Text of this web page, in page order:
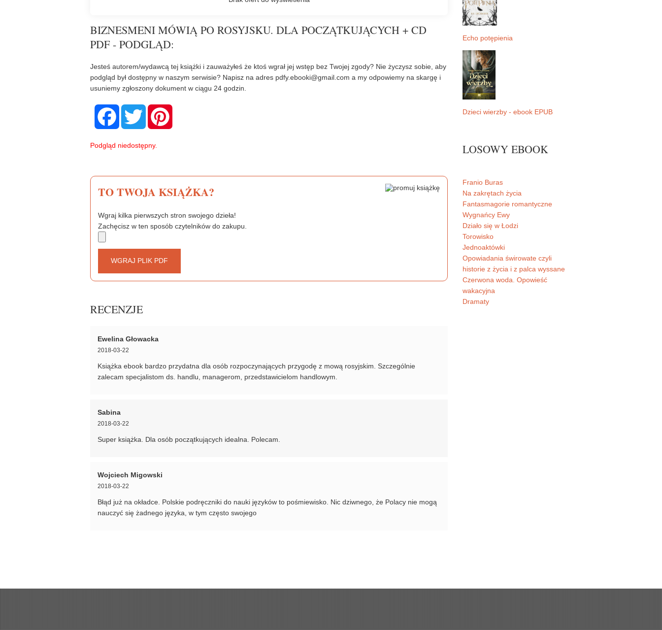
BIZNESMENI MÓWIĄ PO ROSYJSKU. DLA POCZĄTKUJĄCYCH + CD
PDF - PODGLĄD:
Jesteś autorem/wydawcą tej książki i zauważyłeś że ktoś wgrał jej wstęp bez Twojej zgody? Nie życzysz sobie, aby
podgląd był dostępny w naszym serwisie? Napisz na adres pdfy.ebooki@gmail.com a my odpowiemy na skargę i
usuniemy zgłoszony dokument w ciągu 24 godzin.
F
o
T
w
e
Podgląd niedostępny.
TO TWOJA KSIĄŻKA?
Wgraj kilka pierwszych stron swojego dzieła!
Zachęcisz w ten sposób czytelników do zakupu.
WGRAJ PLIK PDF
RECENZJE
Ewelina Głowacka
2018-03-22
Książka ebook bardzo przydatna dla osób rozpoczynających przygodę z mową rosyjskim. Szczególnie
zalecam specjalistom ds. handlu, managerom, przedstawicielom handlowym.
Sabina
2018-03-22
Super książka. Dla osób początkujących idealna. Polecam.
Wojciech Migowski
2018-03-22
Błąd już na okładce. Polskie podręczniki do nauki języków to pośmiewisko. Nic dziwnego, że Polacy nie mogą
nauczyć się żadnego języka, w tym często swojego
Echo potępienia
Dzieci wierzby - ebook EPUB
LOSOWY EBOOK
Franio Buras
Na zakrętach życia
Fantasmagorie romantyczne
Wygnańcy Ewy
Działo się w Łodzi
Torowisko
Jednoaktówki
Opowiadania świrowate czyli
historie z życia i z palca wyssane
Czerwona woda. Opowieść
wakacyjna
Dramaty